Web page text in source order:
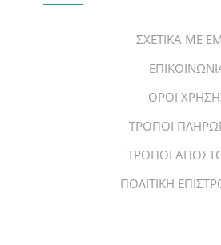
ΣΧΕΤΙΚΑ ΜΕ
ΟΡΟΙ
ΤΡΟΠΟΙ
ΤΡΟΠΟΙ
ΠΟΛΙΤΙΚΗ